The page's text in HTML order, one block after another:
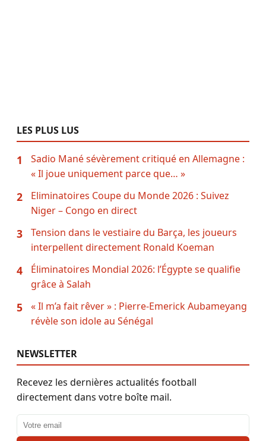
LES PLUS LUS
1
Sadio Mané sévèrement critiqué en Allemagne :
« Il joue uniquement parce que… »
2
Eliminatoires Coupe du Monde 2026 : Suivez
Niger – Congo en direct
3
Tension dans le vestiaire du Barça, les joueurs
interpellent directement Ronald Koeman
4
Éliminatoires Mondial 2026: l’Égypte se qualifie
grâce à Salah
5
« Il m’a fait rêver » : Pierre-Emerick Aubameyang
révèle son idole au Sénégal
NEWSLETTER
Recevez les dernières actualités football
directement dans votre boîte mail.
Adresse email